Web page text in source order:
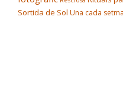
Sortida de Sol Una cada